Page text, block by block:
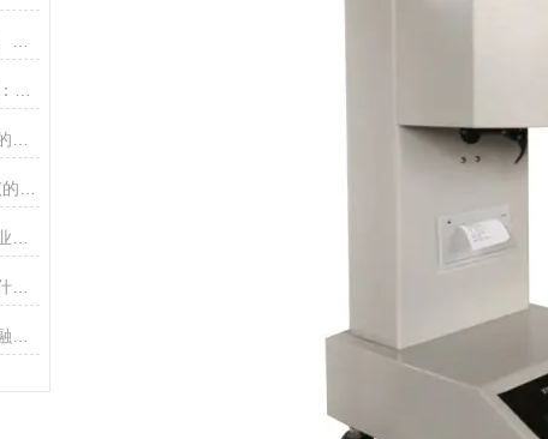
探寻优质熔体流动速率仪厂家，为什么是承德优特？